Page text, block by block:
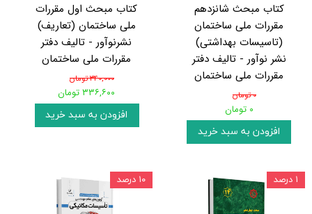
کتاب مبحث شانزدهم
مقررات ملی ساختمان
(تاسیسات بهداشتی)
نشر نوآور - تالیف دفتر
مقررات ملی ساختمان
۰ تومان
۰ تومان
افزودن به سبد خرید
کتاب مبحث اول مقررات
ملی ساختمان (تعاریف)
نشرنوآور - تالیف دفتر
مقررات ملی ساختمان
۳۴۰,۰۰۰ تومان
۳۳۶,۶۰۰ تومان
افزودن به سبد خرید
۱ درصد ۱۰ درصد